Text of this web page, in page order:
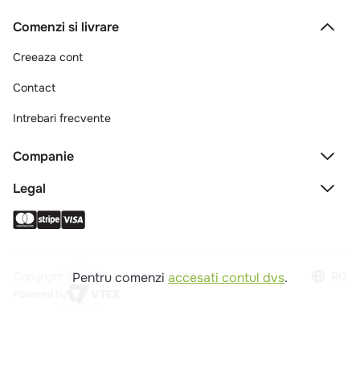
Pentru comenzi accesati contul dvs.
Comenzi si livrare
Creeaza cont
Contact
Intrebari frecvente
Companie
Legal
Copyright © 2025 - Macromex SRL